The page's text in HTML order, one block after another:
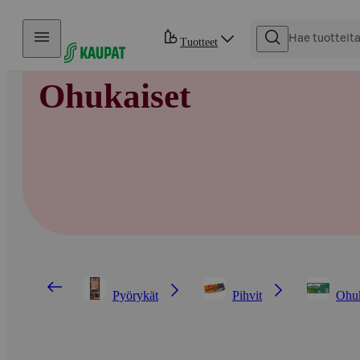
Hyppää sisältöön
Tuotteet
Ohukaiset
Pyörykät Pihvit